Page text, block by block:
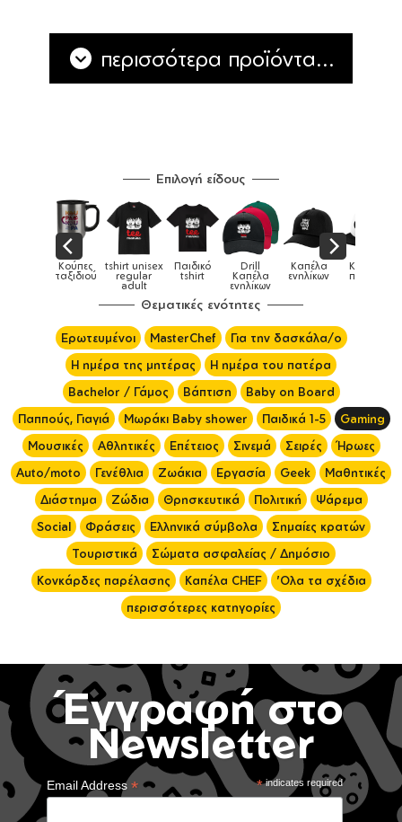
περισσότερα προϊόντα...
Επιλογή είδους
Κούπες
ταξιδιού
tshirt unisex
regular
adult
Παιδικό
tshirt
Drill
Καπέλα
ενηλίκων
Καπέλα
ενηλίκων
Καπέλα
παιδικά
Θεματικές ενότητες
Ερωτευμένοι MasterChef
Για την δασκάλα/ο
Η ημέρα της μητέρας
Η ημέρα του πατέρα
Bachelor / Γάμος
Βάπτιση
Baby on Board
Παππούς, Γιαγιά
Μωράκι Baby shower Παιδικά 1-5
Gaming
Μουσικές
Αθλητικές Επέτειος Σινεμά Σειρές
Ήρωες
Auto/moto
Γενέθλια Ζωάκια Εργασία Geek
Μαθητικές
Διάστημα
Ζώδια Θρησκευτικά Πολιτική
Ψάρεμα
Social
Φράσεις Ελληνικά σύμβολα
Σημαίες κρατών
Τουριστικά
Σώματα ασφαλείας / Δημόσιο
Κονκάρδες παρέλασης
Καπέλα CHEF
'Ολα τα σχέδια
περισσότερες κατηγορίες
Έγγραφή στο
Newsletter
*indicates required
Email Address*